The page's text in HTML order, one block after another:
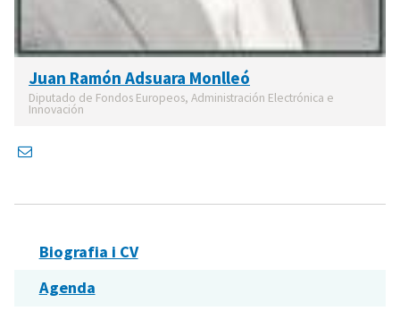
Juan Ramón Adsuara Monlleó
Diputado de Fondos Europeos, Administración Electrónica e
Innovación
Biografia i CV
Agenda